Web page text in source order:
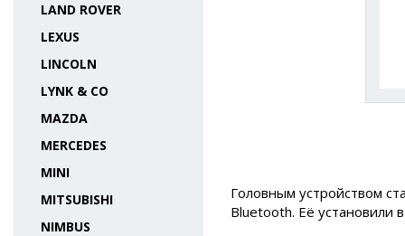
LAND ROVER
LEXUS
LINCOLN
LYNK & CO
MAZDA
MERCEDES
MINI
MITSUBISHI
NIMBUS
Головным устройством
Bluetooth. Её установили